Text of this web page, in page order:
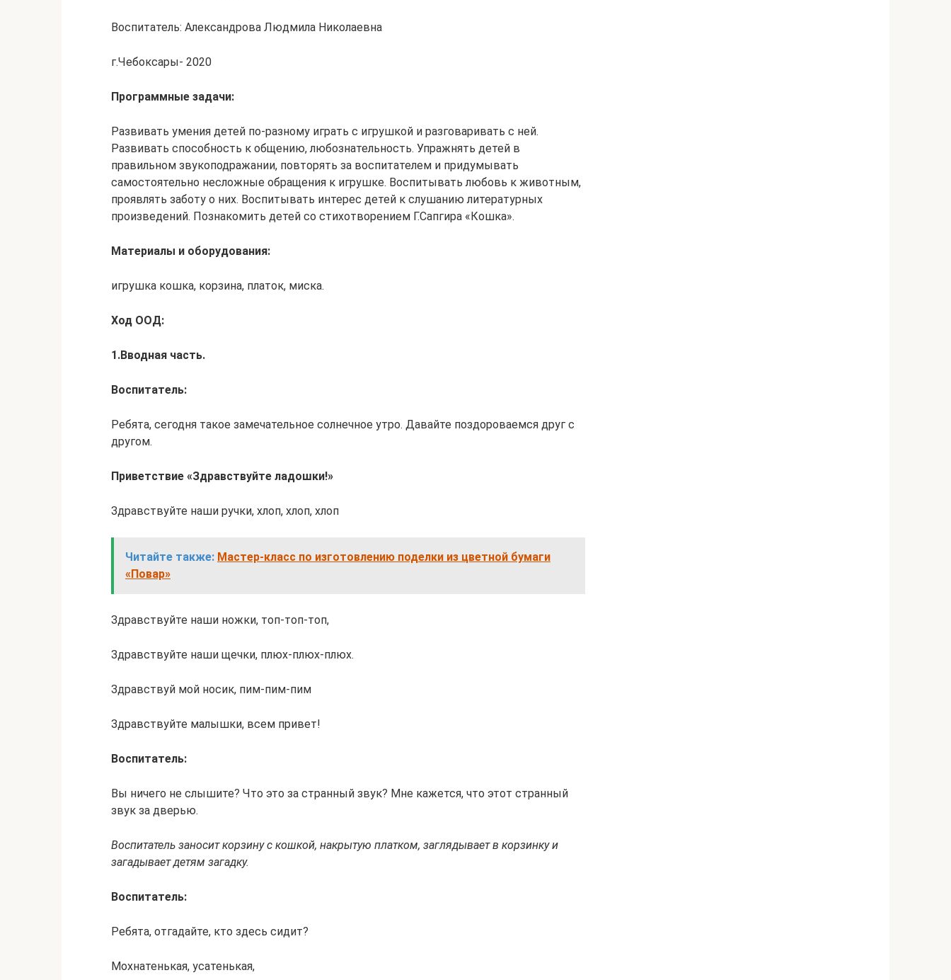
Воспитатель: Александрова Людмила Николаевна
г.Чебоксары- 2020
Программные задачи:
Развивать умения детей по-разному играть с игрушкой и разговаривать с ней.
Развивать способность к общению, любознательность. Упражнять детей в
правильном звукоподражании, повторять за воспитателем и придумывать
самостоятельно несложные обращения к игрушке. Воспитывать любовь к животным,
проявлять заботу о них. Воспитывать интерес детей к слушанию литературных
произведений. Познакомить детей со стихотворением Г.Сапгира «Кошка».
Материалы и оборудования:
игрушка кошка, корзина, платок, миска.
Ход ООД:
1.Вводная часть.
Воспитатель:
Ребята, сегодня такое замечательное солнечное утро. Давайте поздороваемся друг с
другом.
Приветствие «Здравствуйте ладошки!»
Здравствуйте наши ручки, хлоп, хлоп, хлоп
Читайте также: Мастер-класс по изготовлению поделки из цветной бумаги
«Повар»
Здравствуйте наши ножки, топ-топ-топ,
Здравствуйте наши щечки, плюх-плюх-плюх.
Здравствуй мой носик, пим-пим-пим
Здравствуйте малышки, всем привет!
Воспитатель:
Вы ничего не слышите? Что это за странный звук? Мне кажется, что этот странный
звук за дверью.
Воспитатель заносит корзину с кошкой, накрытую платком, заглядывает в корзинку и
загадывает детям загадку.
Воспитатель:
Ребята, отгадайте, кто здесь сидит?
Мохнатенькая, усатенькая,